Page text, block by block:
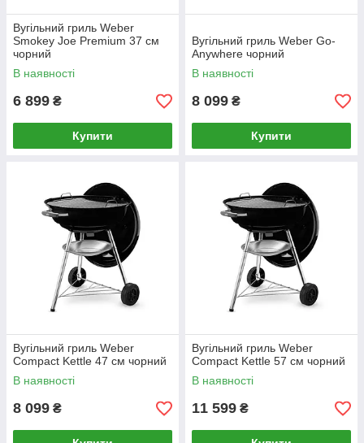
Вугільний гриль Weber
Smokey Joe Premium 37 cм
чорний
В наявності
6 899 ₴
Купити
Вугільний гриль Weber Go-
Anywhere чорний
В наявності
8 099 ₴
Купити
Вугільний гриль Weber
Compact Kettle 47 см чорний
В наявності
8 099 ₴
Вугільний гриль Weber
Compact Kettle 57 см чорний
В наявності
11 599 ₴